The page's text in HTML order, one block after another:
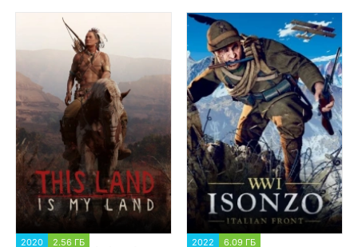
2020 2.56 ГБ 2022 6.09 ГБ